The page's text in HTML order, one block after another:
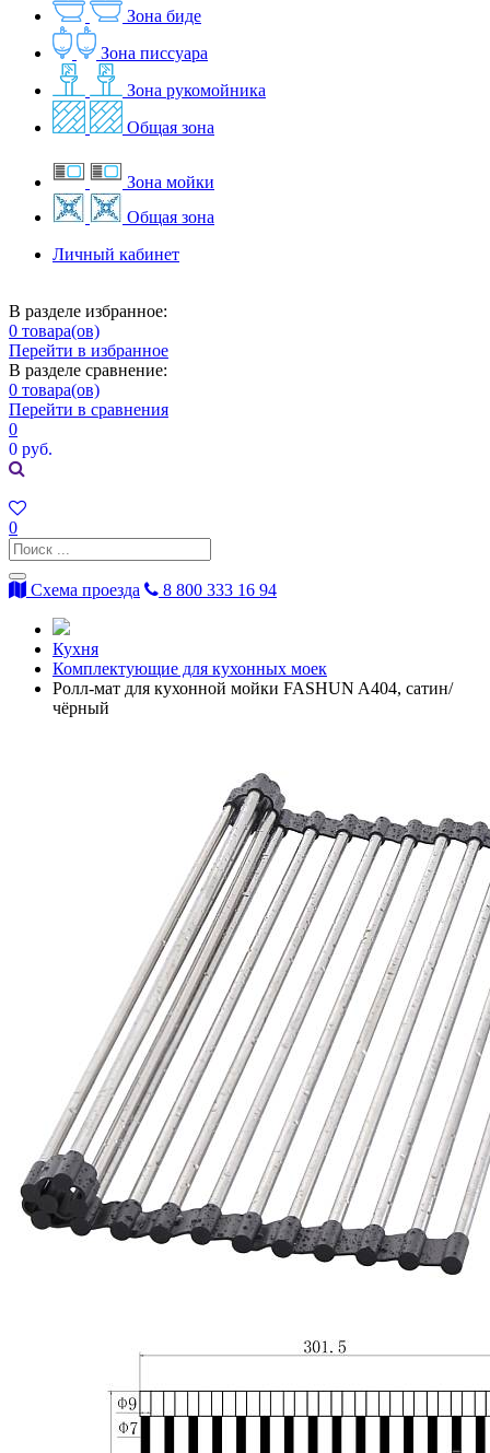
Зона биде
Зона писсуара
Зона рукомойника
Общая зона
Зона мойки
Общая зона
Личный кабинет
В разделе избранное:
0 товара(ов)
Перейти в избранное
В разделе сравнение:
0 товара(ов)
Перейти в сравнения
0
0 руб.
0
Схема проезда 8 800 333 16 94
Кухня
Комплектующие для кухонных моек
Ролл-мат для кухонной мойки FASHUN A404, сатин/
чёрный